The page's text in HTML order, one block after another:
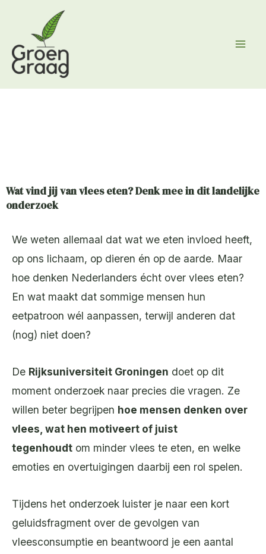
inhoud
Wat vind jij van vlees eten? Denk mee in dit landelijke
onderzoek
We weten allemaal dat wat we eten invloed heeft,
op ons lichaam, op dieren én op de aarde. Maar
hoe denken Nederlanders écht over vlees eten?
En wat maakt dat sommige mensen hun
eetpatroon wél aanpassen, terwijl anderen dat
(nog) niet doen?
De Rijksuniversiteit Groningen doet op dit
moment onderzoek naar precies die vragen. Ze
willen beter begrijpen hoe mensen denken over
vlees, wat hen motiveert of juist
tegenhoudt om minder vlees te eten, en welke
emoties en overtuigingen daarbij een rol spelen.
Tijdens het onderzoek luister je naar een kort
geluidsfragment over de gevolgen van
vleesconsumptie en beantwoord je een aantal